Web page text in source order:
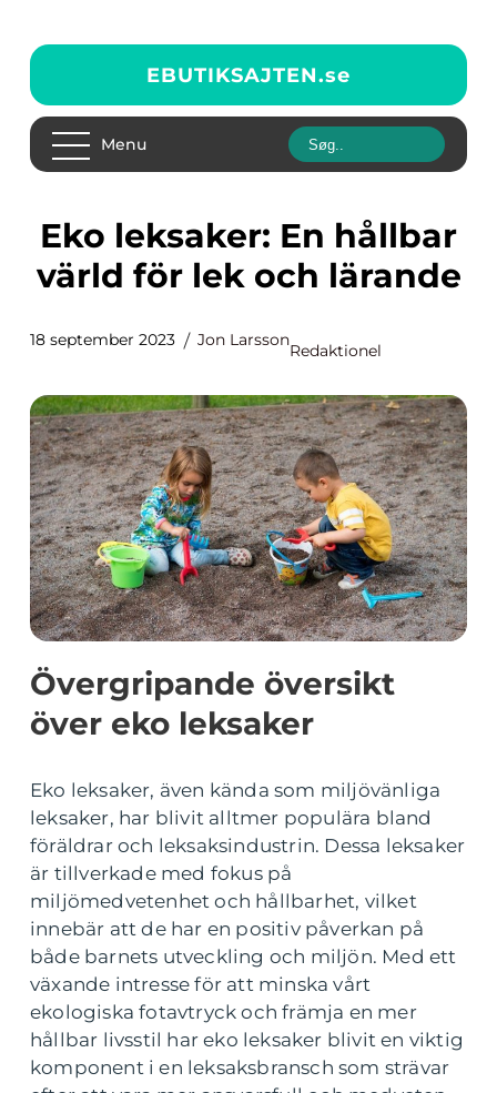
EBUTIKSAJTEN.se
Menu
Eko leksaker: En hållbar
värld för lek och lärande
18 september 2023 Jon Larsson
Redaktionel
Övergripande översikt
över eko leksaker
Eko leksaker, även kända som miljövänliga
leksaker, har blivit alltmer populära bland
föräldrar och leksaksindustrin. Dessa leksaker
är tillverkade med fokus på
miljömedvetenhet och hållbarhet, vilket
innebär att de har en positiv påverkan på
både barnets utveckling och miljön. Med ett
växande intresse för att minska vårt
ekologiska fotavtryck och främja en mer
hållbar livsstil har eko leksaker blivit en viktig
komponent i en leksaksbransch som strävar